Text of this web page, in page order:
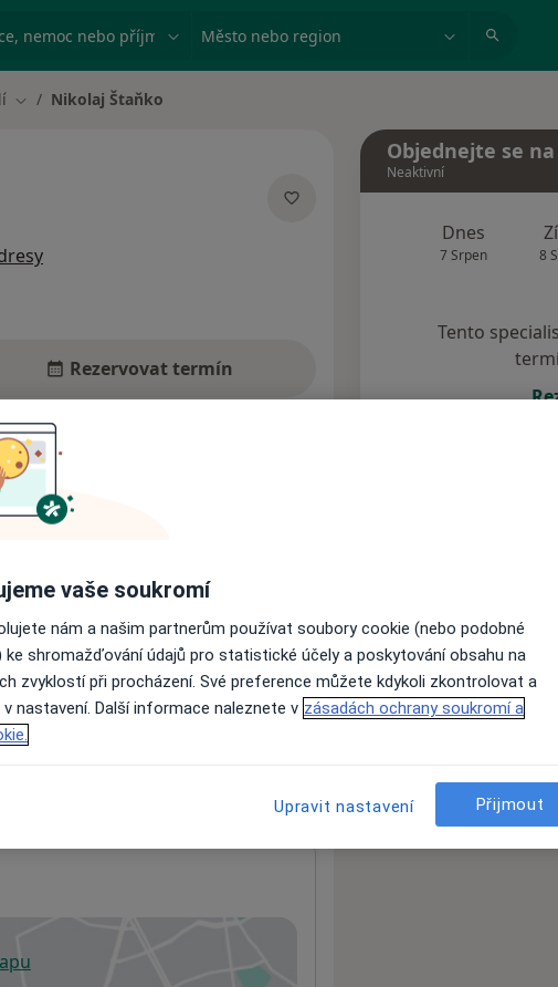
nemoc nebo příjmení Město nebo region
Změna města
Nikolaj Štaňko
Rezervovat termín
nejsou k dispozici
informace o svých službách.
v nové záložce
Objednejte se
Neaktivní
Dnes
7 Srpen 8
Tento
vaše soukromí
nám a našim partnerům používat soubory cookie (nebo podobné
ke shromažďování údajů pro statistické účely a poskytování obsahu na
zvyklostí při procházení. Své preference můžete kdykoli zkontrolovat a
nastavení. Další informace naleznete v zásadách ochrany soukromí a
Upravit nastavení Přijmout